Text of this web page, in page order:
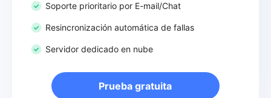
Soporte prioritario por E-mail/Chat
Resincronización automática de fallas
Servidor dedicado en nube
Prueba gratuita